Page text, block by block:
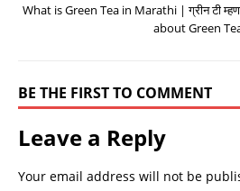
What is Green Tea in Marathi | ग्रीन टी
about Green
BE THE FIRST TO COMMENT
Leave a Reply
Your email address will not be